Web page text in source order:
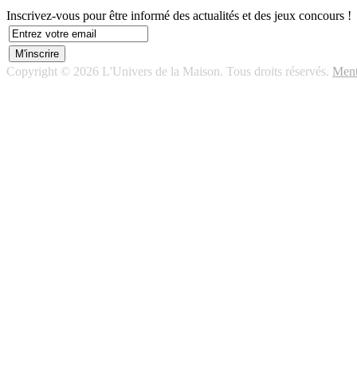
Inscrivez-vous pour être informé des actualités et des jeux concours !
Copyright © 2026 L'Univers de la Maison. Tous droits réservés.